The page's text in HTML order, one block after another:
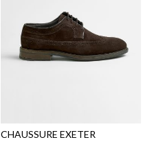
CHAUSSURE EXETER